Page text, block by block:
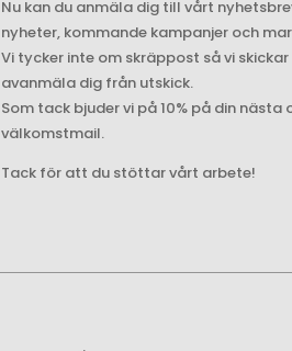
Nu kan du anmäla dig till vårt
nyheter, kommande kampanjer och
Vi tycker inte om skräppost så vi
avanmäla dig från utskick.
Som tack bjuder vi på 10% på din
välkomstmail.
Tack för att du stöttar vårt arbete!